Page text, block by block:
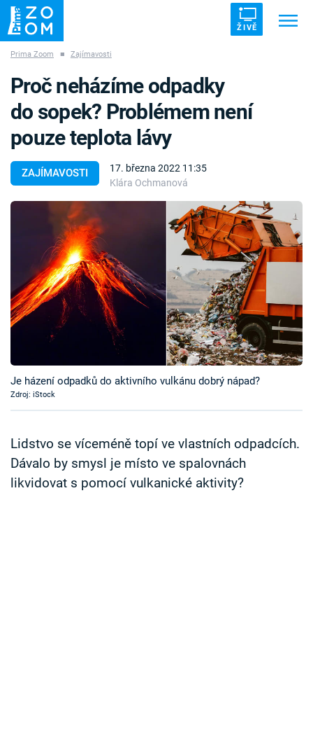
ŽIVĚ
ZÁHADY VETŘELCI DÁVNOVĚKU
Témata
Témata
Pořady
TV Program
Časopis
Sledujte prima+
Sledujte nás
Prima Zoom ■ Zajímavosti
ZAJÍMAVOSTI
17. března 2022 11:35
Klára Ochmanová
Proč neházíme odpadky
do sopek? Problémem není
pouze teplota lávy
Je házení odpadků do aktivního vulkánu dobrý nápad?
Zdroj: iStock
Lidstvo se víceméně topí ve vlastních odpadcích.
Dávalo by smysl je místo ve spalovnách
likvidovat s pomocí vulkanické aktivity?